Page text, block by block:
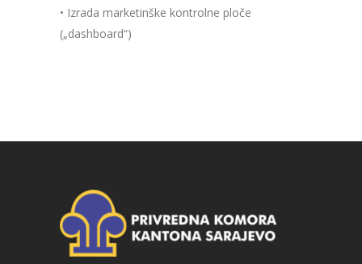
• Izrada marketinške kontrolne ploče
(„dashboard“)